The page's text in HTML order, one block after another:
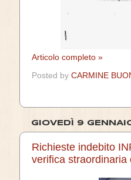
Articolo completo »
Posted by CARMINE
GIOVEDÌ 9
Richieste indebito
verifica straordinaria